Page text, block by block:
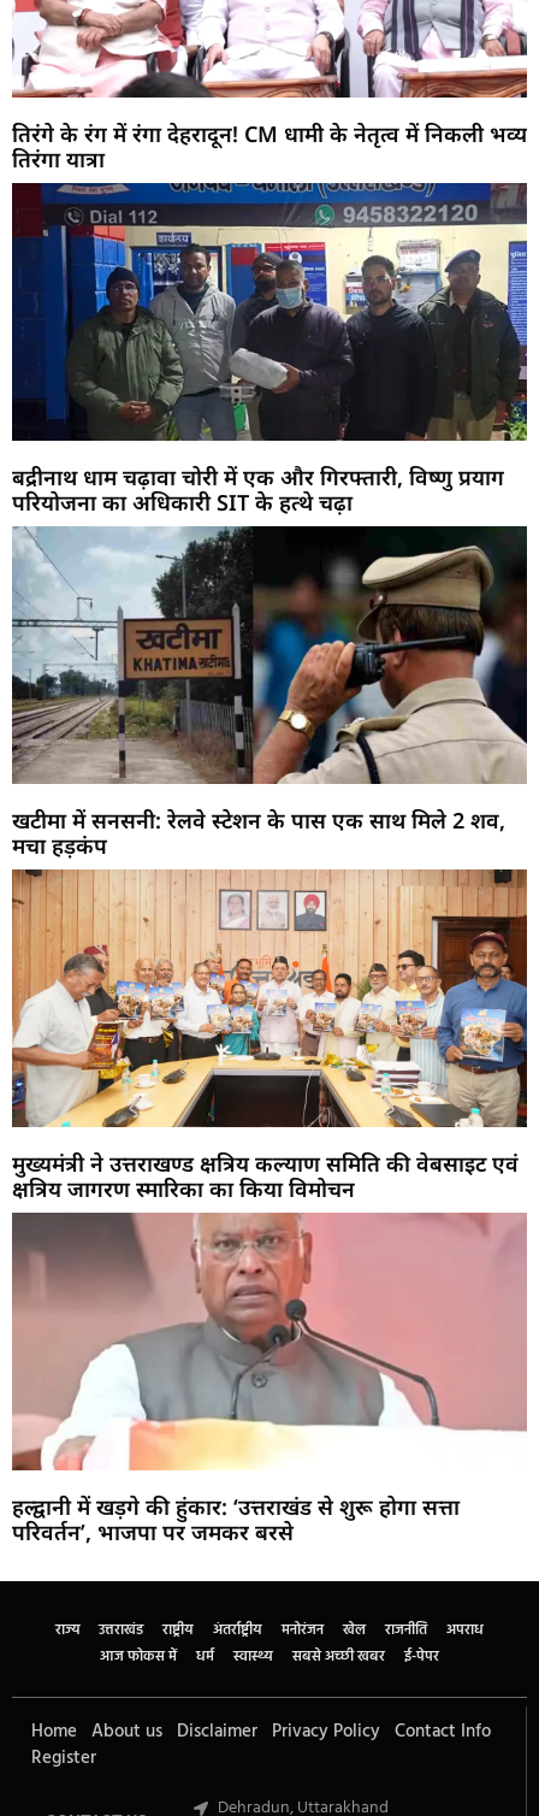
तिरंगे के रंग में रंगा देहरादून! CM धामी के नेतृत्व में निकली भव्य
तिरंगा यात्रा
बद्रीनाथ धाम चढ़ावा चोरी में एक और गिरफ्तारी, विष्णु प्रयाग
परियोजना का अधिकारी SIT के हत्थे चढ़ा
खटीमा में सनसनी: रेलवे स्टेशन के पास एक साथ मिले 2 शव,
मचा हड़कंप
मुख्यमंत्री ने उत्तराखण्ड क्षत्रिय कल्याण समिति की वेबसाइट एवं
क्षत्रिय जागरण स्मारिका का किया विमोचन
हल्द्वानी में खड़गे की हुंकार: ‘उत्तराखंड से शुरू होगा सत्ता
परिवर्तन’, भाजपा पर जमकर बरसे
राज्य उत्तराखंड राष्ट्रीय अंतर्राष्ट्रीय मनोरंजन खेल राजनीति
अपराध
आज फोकस में
धर्म स्वास्थ्य सबसे अच्छी खबर ई-पेपर
Home About us Disclaimer Privacy Policy Contact Info
Register
Dehradun, Uttarakhand